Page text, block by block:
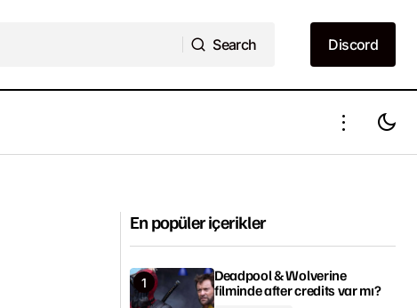
Search
Discord
Discord
En popüler içerikler
Deadpool & Wolverine
filminde after credits var mı?